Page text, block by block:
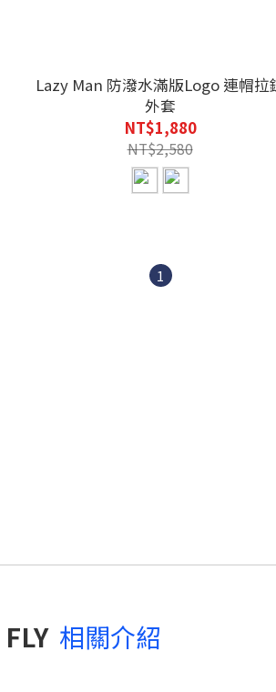
Lazy Man 防潑水滿版Logo 連帽拉鍊
外套
NT$1,880
NT$2,580
1
相關介紹